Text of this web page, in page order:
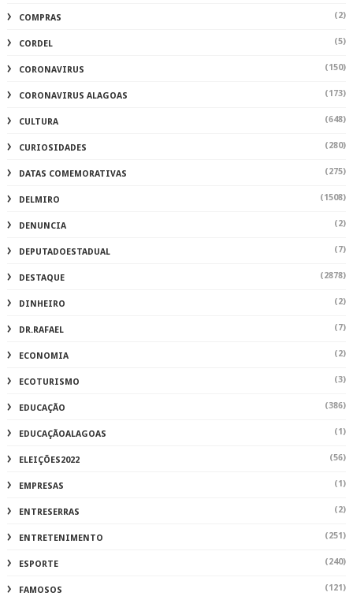
COMPRAS (2)
CORDEL (5)
CORONAVIRUS (150)
CORONAVIRUS ALAGOAS (173)
CULTURA (648)
CURIOSIDADES (280)
DATAS COMEMORATIVAS (275)
DELMIRO (1508)
DENUNCIA (2)
DEPUTADOESTADUAL (7)
DESTAQUE (2878)
DINHEIRO (2)
DR.RAFAEL (7)
ECONOMIA (2)
ECOTURISMO (3)
EDUCAÇÃO (386)
EDUCAÇÃOALAGOAS (1)
ELEIÇÕES2022 (56)
EMPRESAS (1)
ENTRESERRAS (2)
ENTRETENIMENTO (251)
ESPORTE (240)
FAMOSOS (121)